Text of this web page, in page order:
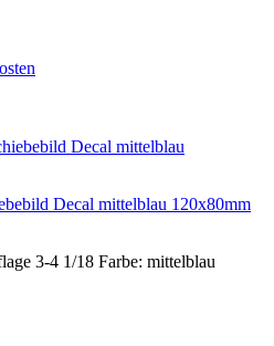
Decal mittelblau 120x80mm
3-4 1/18 Farbe: mittelblau